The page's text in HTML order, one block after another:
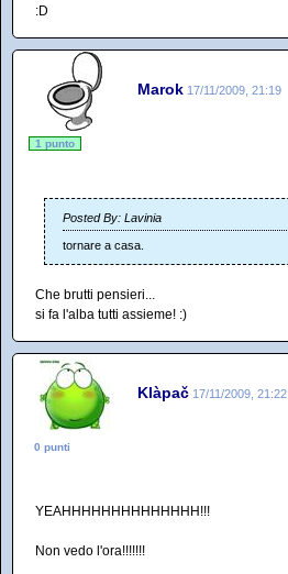
:D
Marok 17/11/2009, 21:19
1 punto
Posted By: Lavinia
tornare a casa.
Che brutti pensieri...
si fa l'alba tutti assieme! :)
Klàpač 17/11/2009, 21:22
0 punti
YEAHHHHHHHHHHHHHH!!!
Non vedo l'ora!!!!!!!